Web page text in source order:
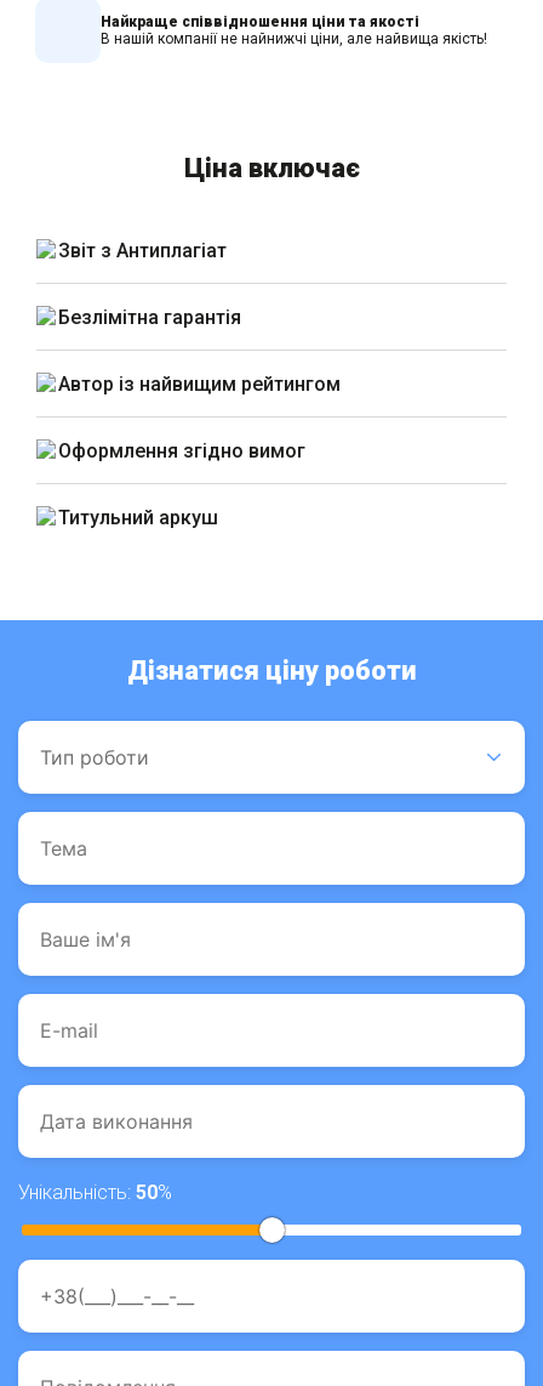
Найкраще співвідношення ціни та якості
В нашій компанії не найнижчі ціни, але найвища якість!
Ціна включає
Звіт з Антиплагіат
Безлімітна гарантія
Автор із найвищим рейтингом
Оформлення згідно вимог
Титульний аркуш
Дізнатися ціну роботи
Унікальність: 50%